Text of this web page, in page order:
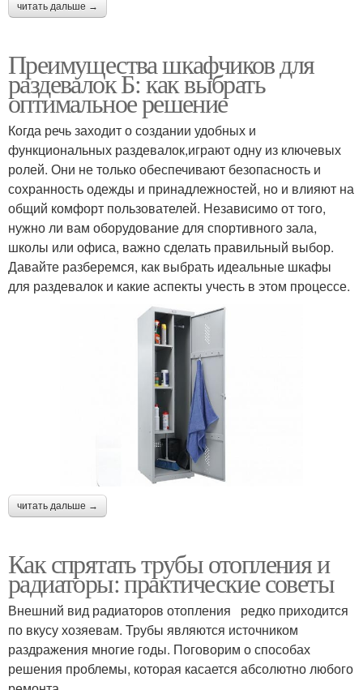
читать дальше →
Преимущества шкафчиков для
раздевалок Б: как выбрать
оптимальное решение
Когда речь заходит о создании удобных и
функциональных раздевалок,играют одну из ключевых
ролей. Они не только обеспечивают безопасность и
сохранность одежды и принадлежностей, но и влияют на
общий комфорт пользователей. Независимо от того,
нужно ли вам оборудование для спортивного зала,
школы или офиса, важно сделать правильный выбор.
Давайте разберемся, как выбрать идеальные шкафы
для раздевалок и какие аспекты учесть в этом процессе.
читать дальше →
Как спрятать трубы отопления и
радиаторы: практические советы
Внешний вид радиаторов отопления редко приходится
по вкусу хозяевам. Трубы являются источником
раздражения многие годы. Поговорим о способах
решения проблемы, которая касается абсолютно любого